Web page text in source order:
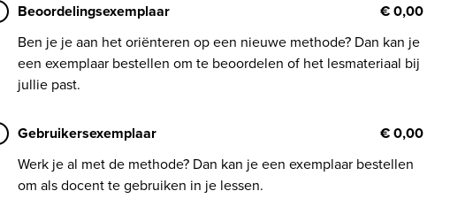
Beoordelingsexemplaar
€ 0,00
Ben je je aan het oriënteren op een nieuwe methode? Dan kan je
een exemplaar bestellen om te beoordelen of het lesmateriaal bij
jullie past.
Gebruikersexemplaar
€ 0,00
Werk je al met de methode? Dan kan je een exemplaar bestellen
om als docent te gebruiken in je lessen.